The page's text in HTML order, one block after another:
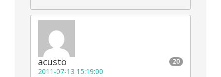
20
acusto
2011-07-13 15:19:00